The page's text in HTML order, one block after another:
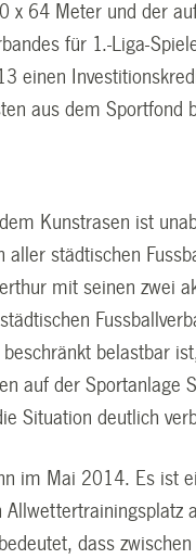
x 64 Meter und der
für 1.-Liga-
einen
aus dem Sportfond
Kunstrasen ist
städtischen
mit seinen zwei
belastbar
auf der Sportanlage
Situation deutlich
im Mai 2014. Es ist
dass